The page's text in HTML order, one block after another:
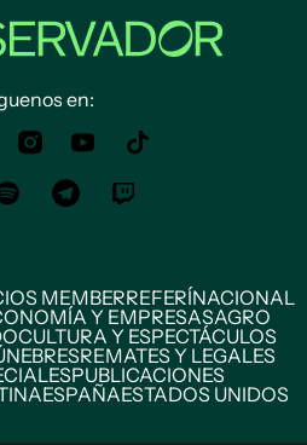
en:
MEMBERREFERÍNACIONAL
Y EMPRESASAGRO
CULTURA Y ESPECTÁCULOS
REMATES Y LEGALES
PUBLICACIONES
ESPAÑAESTADOS UNIDOS